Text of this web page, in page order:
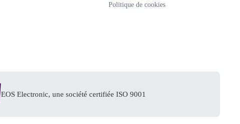
Politique de cookies
EOS Electronic, une société certifiée ISO 9001